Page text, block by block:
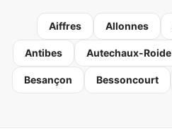
Aiffres Allonnes
Antibes Autechaux-Roide
Besançon Bessoncourt